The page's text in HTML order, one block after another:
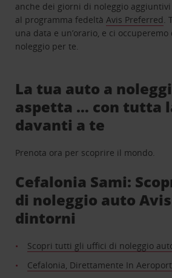
anche dei giorni di noleggio
al programma fedeltàAvis Preferred.
una data e un’orario, e ci
noleggio per te.
La tua auto a
aspetta … con tutta
davanti a te
Prenota ora per scoprire il mondo.
Cefalonia Sami:
di noleggio auto
dintorni
Scopri tutti gli uffici di noleggio
Cefalonia, Direttamente In